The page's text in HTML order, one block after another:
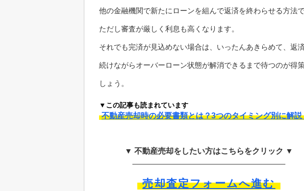
他の金融機関で新たにローンを組んで返済を終わらせる方法で
ただし審査が厳しく利息も高くなります。
それでも完済が見込めない場合は、いったんあきらめて、返
続けながらオーバーローン状態が解消できるまで待つのが得
しょう。
▼この記事も読まれています
不動産売却時の必要書類とは？3つのタイミング別に解説
▼ 不動産売却をしたい方はこちらをクリック ▼
売却査定フォームへ進む